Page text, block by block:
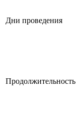
Дни проведения
Продолжительность